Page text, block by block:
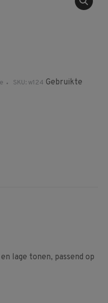
SKU: w124 Gebruikte
lage tonen, passend op